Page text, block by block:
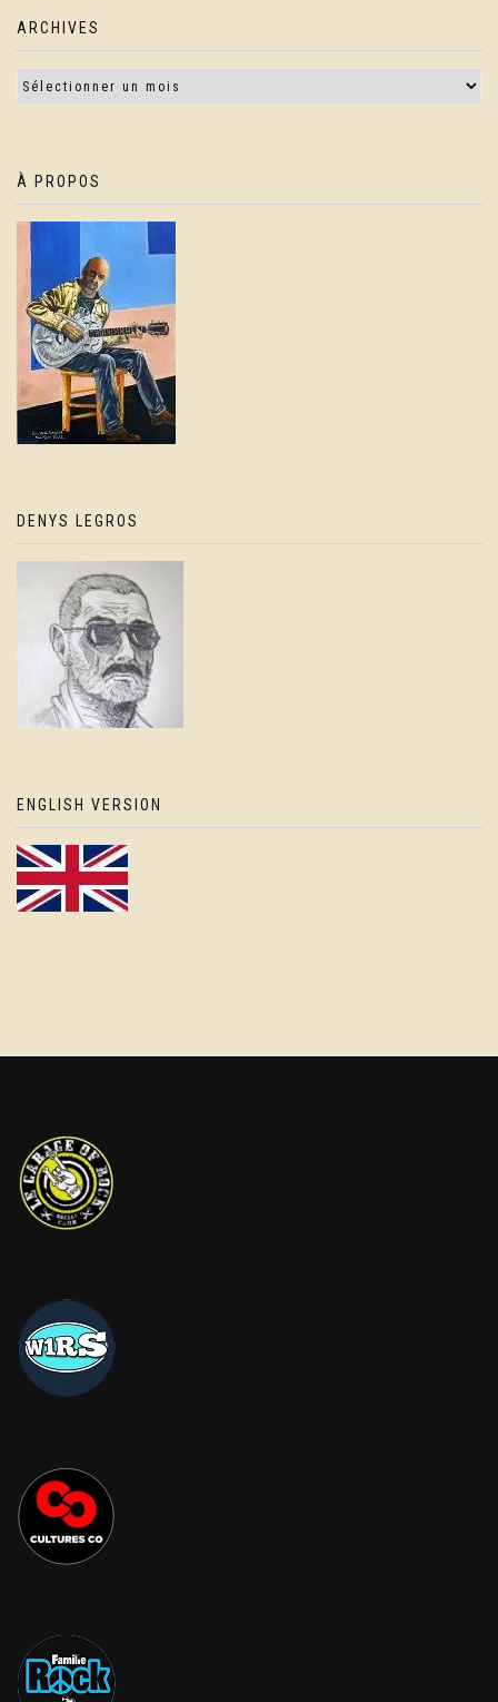
ARCHIVES
À PROPOS
DENYS LEGROS
ENGLISH VERSION